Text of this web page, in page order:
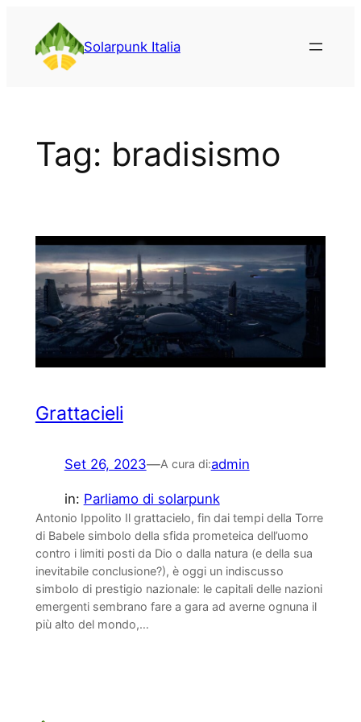
contenuto
Solarpunk Italia
Tag: bradisismo
Grattacieli
Set 26, 2023—A cura di:admin
in: Parliamo di solarpunk
Antonio Ippolito Il grattacielo, fin dai tempi della Torre
di Babele simbolo della sfida prometeica dell’uomo
contro i limiti posti da Dio o dalla natura (e della sua
inevitabile conclusione?), è oggi un indiscusso
simbolo di prestigio nazionale: le capitali delle nazioni
emergenti sembrano fare a gara ad averne ognuna il
più alto del mondo,…